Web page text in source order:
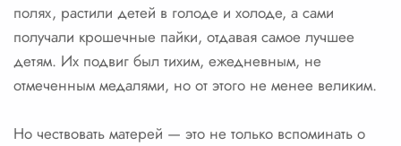
полях, растили детей в голоде и холоде, а сами
получали крошечные пайки, отдавая самое лучшее
детям. Их подвиг был тихим, ежедневным, не
отмеченным медалями, но от этого не менее великим.
Но чествовать матерей — это не только вспоминать о